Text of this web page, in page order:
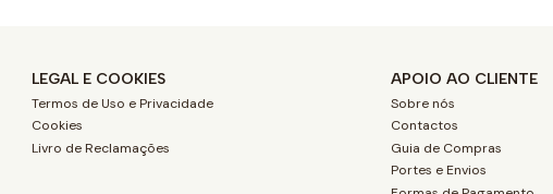
LEGAL E COOKIES
Termos de Uso e Privacidade
Cookies
Livro de Reclamações
APOIO AO CLIENTE
Sobre nós
Contactos
Guia de Compras
Portes e Envios